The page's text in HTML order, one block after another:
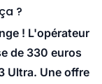
?
! L'opérateur
de 330 euros
Ultra. Une offre